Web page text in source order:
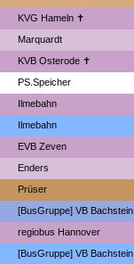
KVG Hameln ✝
Marquardt
KVB Osterode ✝
PS.Speicher
Ilmebahn
Ilmebahn
EVB Zeven
Enders
Prüser
[BusGruppe] VB Bachstein
regiobus Hannover
[BusGruppe] VB Bachstein